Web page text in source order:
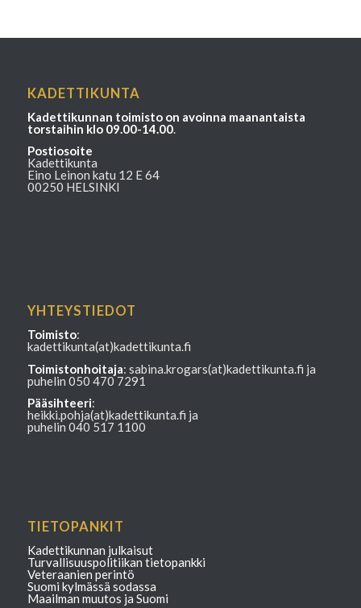
KADETTIKUNTA
Kadettikunnan toimisto on avoinna maanantaista
torstaihin klo 09.00-14.00.
Postiosoite
Kadettikunta
Eino Leinon katu 12 E 64
00250 HELSINKI
YHTEYSTIEDOT
Toimisto:
kadettikunta(at)kadettikunta.fi
Toimistonhoitaja: sabina.krogars(at)kadettikunta.fi ja
puhelin 050 470 7291
Pääsihteeri:
heikki.pohja(at)kadettikunta.fi ja
puhelin 040 517 1100
TIETOPANKIT
Kadettikunnan julkaisut
Turvallisuuspolitiikan tietopankki
Veteraanien perintö
Suomi kylmässä sodassa
Maailman muutos ja Suomi